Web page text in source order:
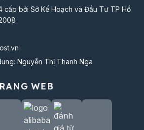
cấp bởi Sở Kế Hoạch và Đầu Tư TP Hồ
Nguyễn Thị Thanh Nga
WEB